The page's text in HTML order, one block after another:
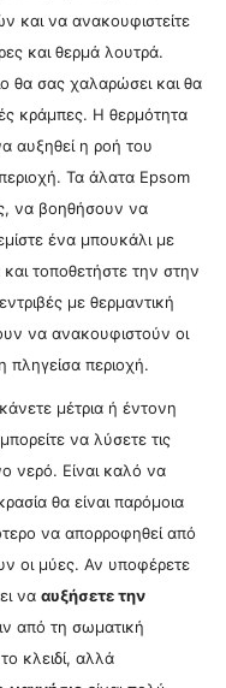
να ανακουφιστείτε
και θερμά λουτρά.
θα σας χαλαρώσει και θα
κράμπες. Η θερμότητα
αυξηθεί η ροή του
Τα άλατα Epsom
να βοηθήσουν να
ένα μπουκάλι με
τοποθετήστε την στην
εντριβές με θερμαντική
να ανακουφιστούν οι
πληγείσα περιοχή.
μέτρια ή έντονη
να λύσετε τις
νερό. Είναι καλό να
θα είναι παρόμοια
να απορροφηθεί από
οι μύες. Αν υποφέρετε
να αυξήσετε την
από τη σωματική
κλειδί, αλλά